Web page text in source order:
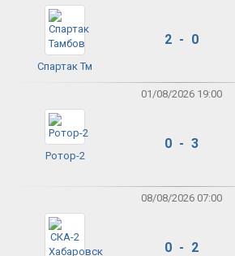
Спартак Тм
2 - 0
01/08/2026 19:00
Ротор-2
0 - 3
08/08/2026 07:00
0 - 2